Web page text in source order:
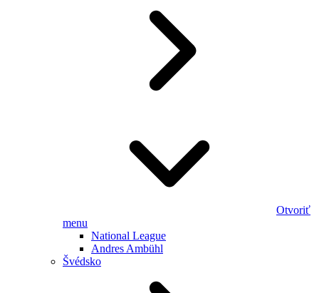
Otvoriť
menu
National League
Andres Ambühl
Švédsko